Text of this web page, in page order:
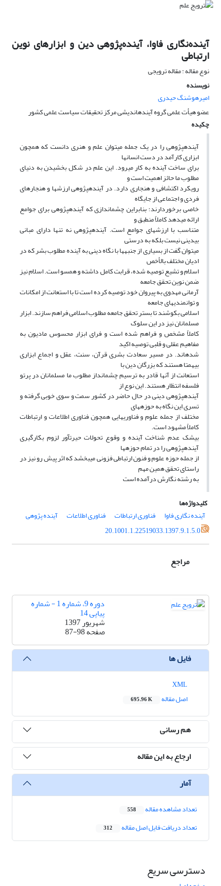
آینده‌نگاری فاوا، آینده‌پژوهی دین و ابزارهای نوین
ارتباطی
نوع مقاله : مقاله ترویجی
نویسنده
امیرهوشنگ حیدری
عضو هیأت علمی گروه آیندهاندیشی مرکز تحقیقات سیاست علمی کشور
چکیده
آیندهپژوهی را در یک جمله میتوان علم و هنری دانست که همچون
ابزاری کارآمد در دست انسانها
برای ساخت آینده به کار میرود. این علم در شکل بخشیدن به دنیای
مطلوب ما حائز اهمیت است و
رویکرد اکتشافی و هنجاری دارد. در آیندهپژوهی ارزشها و هنجارهای
فردی و اجتماعی از جایگاه
خاصی برخوردارند؛ بنابراین چشماندازی که آیندهپژوهی برای جوامع
ارائه میدهد کاملاً منطبق و
متناسب با ارزشهای جوامع است. آیندهپژوهی نه تنها دارای مبانی
بیدینی نیست بلکه به درستی
میتوان گفت از بسیاری از جنبهها با نگاه دینی به آینده مطلوب بشر که در
ادیان مختلف بالأخص
اسلام و تشیع توصیه شده، قرابت کامل داشته و همسو است. اسلام نیز
ضمن نوین تحقق جامعه
آرمانی مهدوی به پیروان خود توصیه کرده است تا با استعانت از امکانات
و توانمندیهای جامعه
اسلامی بکوشند تا بستر تحقق جامعه مطلوب اسلامی فراهم سازند. ابزار
مسلمانان نیز در این سلوک
کاملاً مشخص و فراهم شده است و فرای ابزار محسوس مادیون به
مفاهیم عقلی و قلبی توصیه اکید
شدهاند. در مسیر سعادت بشری قرآن، سنت، عقل و اجماع ابزاری
بیهمتا هستند که بزرگان دین با
استعانت از آنها قادر به ترسیم چشمانداز مطلوب ما مسلمانان در پرتو
فلسفه انتظار هستند. این نوع از
آیندهپژوهی دینی در حال حاضر در کشور سمت و سوی خوبی گرفته و
تسری این نگاه به حوزههای
مختلف از جمله علوم و فناوریهایی همچون فناوری اطلاعات و ارتباطات
کاملاً مشهود است.
بیشک عدم شناخت آینده و وقوع تحولات حیرتآور لزوم بکارگیری
آیندهپژوهی را در تمام حوزهها
از جمله حوزه علوم و فنون ارتباطی فزونی میبخشد که اثر پیش رو نیز در
راستای تحقق همین مهم
به رشته نگارش درآمده است
کلیدواژه‌ها
آینده نگاری فاوا
فناوری ارتباطات فناوری اطلاعات
آینده پژوهی
20.1001.1.22519033.1397.9.1.5.0
مراجع
دوره 9، شماره 1 - شماره
پیاپی 14
شهریور 1397
صفحه87-98
فایل ها
اصل مقاله
695.96 K
هم رسانی
ارجاع به این مقاله
آمار
تعداد مشاهده مقاله 558
تعداد دریافت فایل اصل مقاله 312
دسترسی سریع